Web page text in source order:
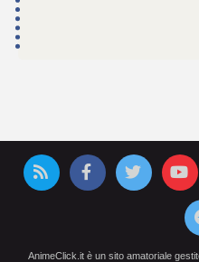
AnimeClick.it è un sito amatoriale